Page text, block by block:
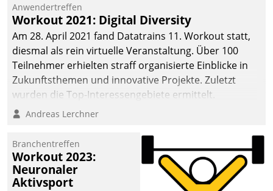
Cloud-Strategien und -
Lösungen mit hohem
Zukunftspotenzial.
Anwendertreffen
Workout 2021: Digital Diversity
Am 28. April 2021 fand Datatrains 11. Workout statt,
diesmal als rein virtuelle Veranstaltung. Über 100
Teilnehmer erhielten straff organisierte Einblicke in
Zukunftsthemen und innovative Projekte. Zuletzt
wurden die Top-Interessengebiete ermittelt.
Andreas Lerchner
Branchentreffen
Workout 2023:
Neuronaler
Aktivsport